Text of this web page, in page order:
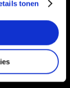
tonen